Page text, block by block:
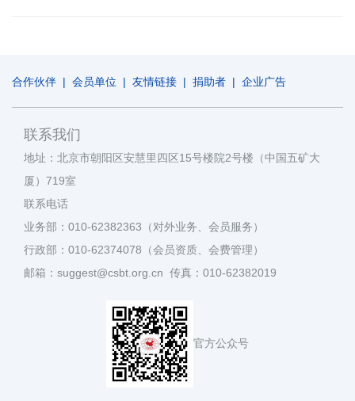
合作伙伴 | 会员单位 | 友情链接 | 捐助者 | 企业广告
联系我们
地址：北京市朝阳区安慧里四区15号楼院2号楼（中国五矿大
厦）719室
联系电话
业务部：010-62382363（对外业务、会员服务）
行政部：010-62374078（会员资质、会费管理）
邮箱：suggest@csbt.org.cn 传真：010-62382019
官方公众号